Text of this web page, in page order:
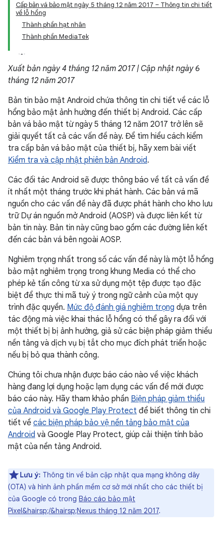
Cấp bản vá bảo mật ngày 5 tháng 12 năm 2017 – Thông tin chi tiết
về lỗ hổng
Thành phần hạt nhân
Thành phần MediaTek
Xuất bản ngày 4 tháng 12 năm 2017 | Cập nhật ngày 6
tháng 12 năm 2017
Bản tin bảo mật Android chứa thông tin chi tiết về các lỗ
hổng bảo mật ảnh hưởng đến thiết bị Android. Các cấp
bản vá bảo mật từ ngày 5 tháng 12 năm 2017 trở lên sẽ
giải quyết tất cả các vấn đề này. Để tìm hiểu cách kiểm
tra cấp bản vá bảo mật của thiết bị, hãy xem bài viết
Kiểm tra và cập nhật phiên bản Android.
Các đối tác Android sẽ được thông báo về tất cả vấn đề
ít nhất một tháng trước khi phát hành. Các bản vá mã
nguồn cho các vấn đề này đã được phát hành cho kho lưu
trữ Dự án nguồn mở Android (AOSP) và được liên kết từ
bản tin này. Bản tin này cũng bao gồm các đường liên kết
đến các bản vá bên ngoài AOSP.
Nghiêm trọng nhất trong số các vấn đề này là một lỗ hổng
bảo mật nghiêm trọng trong khung Media có thể cho
phép kẻ tấn công từ xa sử dụng một tệp được tạo đặc
biệt để thực thi mã tuỳ ý trong ngữ cảnh của một quy
trình đặc quyền. Mức độ đánh giá nghiêm trọng dựa trên
tác động mà việc khai thác lỗ hổng có thể gây ra đối với
một thiết bị bị ảnh hưởng, giả sử các biện pháp giảm thiểu
nền tảng và dịch vụ bị tắt cho mục đích phát triển hoặc
nếu bị bỏ qua thành công.
Chúng tôi chưa nhận được báo cáo nào về việc khách
hàng đang lợi dụng hoặc lạm dụng các vấn đề mới được
báo cáo này. Hãy tham khảo phần Biện pháp giảm thiểu
của Android và Google Play Protect để biết thông tin chi
tiết về các biện pháp bảo vệ nền tảng bảo mật của
Android và Google Play Protect, giúp cải thiện tính bảo
mật của nền tảng Android.
Lưu ý: Thông tin về bản cập nhật qua mạng không dây
(OTA) và hình ảnh phần mềm cơ sở mới nhất cho các thiết bị
của Google có trong Báo cáo bảo mật
Pixel&hairsp;/&hairsp;Nexus tháng 12 năm 2017.